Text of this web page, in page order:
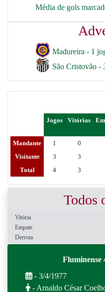
Média de gols
Madureira - 1
São Cristovão -
Jogos Vitórias
Mandante 1 0
Visitante
3 3
Total
4 3
Todos
Vitória
Empate
Derrota
Fluminense
- 3/4/1977
- Arnaldo César